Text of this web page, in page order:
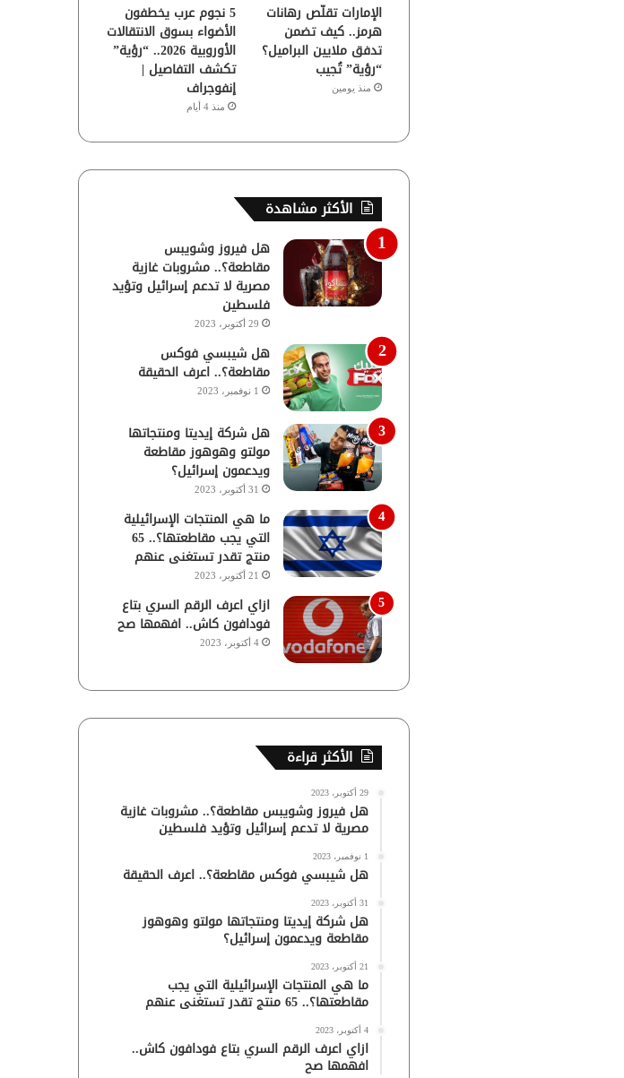
الإمارات تقلّص رهانات
هرمز.. كيف تضمن
تدفق ملايين البراميل؟
“رؤية” تُجيب
منذ يومين
5 نجوم عرب يخطفون
الأضواء بسوق الانتقالات
الأوروبية 2026.. “رؤية”
تكشف التفاصيل |
إنفوجراف
منذ 4 أيام
الأكثر مشاهدة
هل فيروز وشويبس
مقاطعة؟.. مشروبات غازية
مصرية لا تدعم إسرائيل وتؤيد
فلسطين
29 أكتوبر، 2023
هل شيبسي فوكس
مقاطعة؟.. اعرف الحقيقة
1 نوفمبر، 2023
هل شركة إيديتا ومنتجاتها
مولتو وهوهوز مقاطعة
ويدعمون إسرائيل؟
31 أكتوبر، 2023
ما هي المنتجات الإسرائيلية
التي يجب مقاطعتها؟.. 65
منتج تقدر تستغنى عنهم
21 أكتوبر، 2023
ازاي اعرف الرقم السري بتاع
فودافون كاش.. افهمها صح
4 أكتوبر، 2023
الأكثر قراءة
29 أكتوبر، 2023
هل فيروز وشويبس مقاطعة؟.. مشروبات غازية
مصرية لا تدعم إسرائيل وتؤيد فلسطين
1 نوفمبر، 2023
هل شيبسي فوكس مقاطعة؟.. اعرف الحقيقة
31 أكتوبر، 2023
هل شركة إيديتا ومنتجاتها مولتو وهوهوز
مقاطعة ويدعمون إسرائيل؟
21 أكتوبر، 2023
ما هي المنتجات الإسرائيلية التي يجب
مقاطعتها؟.. 65 منتج تقدر تستغنى عنهم
4 أكتوبر، 2023
ازاي اعرف الرقم السري بتاع فودافون كاش..
افهمها صح